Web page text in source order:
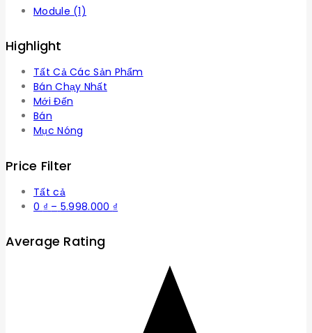
Module (1)
Highlight
Tất Cả Các Sản Phẩm
Bán Chạy Nhất
Mới Đến
Bán
Mục Nóng
Price Filter
Tất cả
0 ₫ – 5.998.000 ₫
5.998.000 ₫
Average Rating